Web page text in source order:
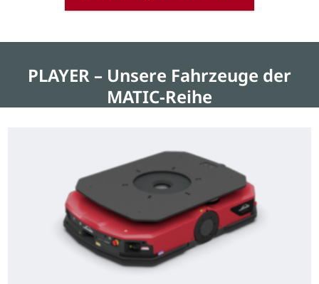
PLAYER – Unsere Fahrzeuge der
MATIC-Reihe